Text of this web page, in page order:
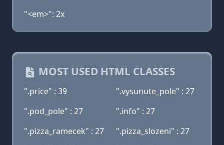
"<em>": 2x
MOST USED HTML CLASSES
".price" : 39
".vysunute_pole" : 27
".pod_pole" : 27
".info" : 27
".pizza_ramecek" : 27
".pizza_slozeni" : 27